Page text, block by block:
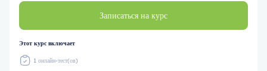
Записаться на курс
Этот курс включает
1 онлайн-тест(ов)